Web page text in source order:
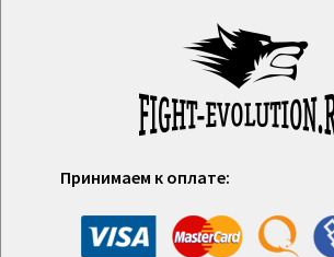
Принимаем к оплате: